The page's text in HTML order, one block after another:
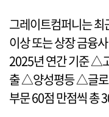
그레이트컴퍼니는 최
이상 또는 상장 금융
2025년 연간 기준 △
출 △양성평등 △글로
부문 60점 만점씩 총